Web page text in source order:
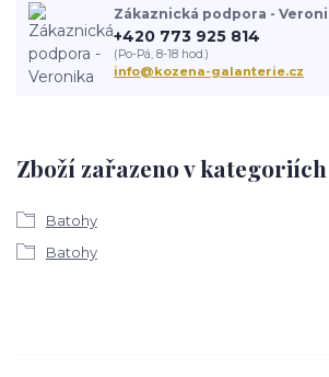
Zboží zařazeno v kategoriích
Batohy
Batohy
Zákaznická podpora -
+420 773 925 814
(Po-Pá, 8-18 hod.)
info@kozena-galanterie.cz